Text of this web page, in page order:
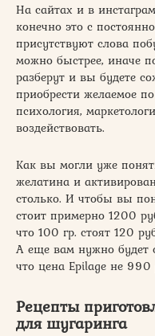
На сайтах и в
конечно это с
присутствуют слова
можно быстрее, иначе
разберут и вы будете
приобрести желаемое
психология,
воздействовать.
Как вы могли уже
желатина и
столько. И чтобы вы
стоит примерно 1200
что 100 гр. стоят 120
А еще вам нужно будет
что цена Epilage не
Рецепты
для шугаринга